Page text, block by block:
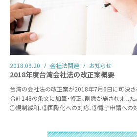
2018.09.20 会社法関連 お知らせ
2018年度台湾会社法の改正案概要
台湾の会社法の改正案が2018年7月6日に可決さ
合計148の条文に加筆・修正、削除が施されました
①規制緩和、②国際化への対応、③電子申請への